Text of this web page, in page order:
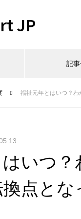
JP
記
福祉元年とはいつ？
いつ
点とな